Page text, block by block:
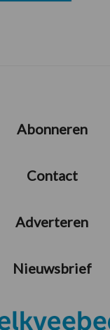
Abonneren
Contact
Adverteren
Nieuwsbrief